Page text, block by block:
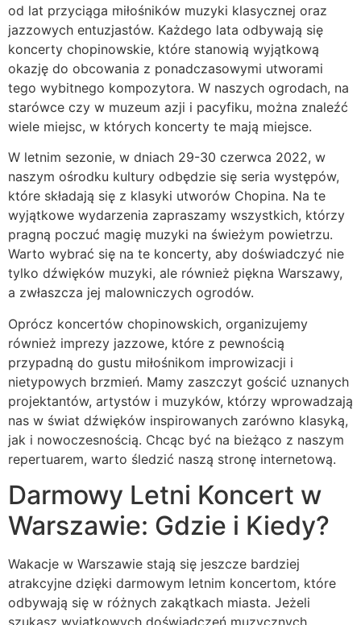
od lat przyciąga miłośników muzyki klasycznej oraz
jazzowych entuzjastów. Każdego lata odbywają się
koncerty chopinowskie, które stanowią wyjątkową
okazję do obcowania z ponadczasowymi utworami
tego wybitnego kompozytora. W naszych ogrodach, na
starówce czy w muzeum azji i pacyfiku, można znaleźć
wiele miejsc, w których koncerty te mają miejsce.
W letnim sezonie, w dniach 29-30 czerwca 2022, w
naszym ośrodku kultury odbędzie się seria występów,
które składają się z klasyki utworów Chopina. Na te
wyjątkowe wydarzenia zapraszamy wszystkich, którzy
pragną poczuć magię muzyki na świeżym powietrzu.
Warto wybrać się na te koncerty, aby doświadczyć nie
tylko dźwięków muzyki, ale również piękna Warszawy,
a zwłaszcza jej malowniczych ogrodów.
Oprócz koncertów chopinowskich, organizujemy
również imprezy jazzowe, które z pewnością
przypadną do gustu miłośnikom improwizacji i
nietypowych brzmień. Mamy zaszczyt gościć uznanych
projektantów, artystów i muzyków, którzy wprowadzają
nas w świat dźwięków inspirowanych zarówno klasyką,
jak i nowoczesnością. Chcąc być na bieżąco z naszym
repertuarem, warto śledzić naszą stronę internetową.
Darmowy Letni Koncert w
Warszawie: Gdzie i Kiedy?
Wakacje w Warszawie stają się jeszcze bardziej
atrakcyjne dzięki darmowym letnim koncertom, które
odbywają się w różnych zakątkach miasta. Jeżeli